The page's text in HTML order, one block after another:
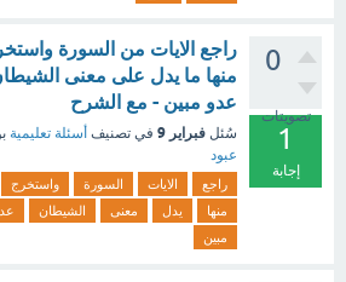
0
تصويتات
1
إجابة
راجع الايات من السورة
منها ما يدل على معنى
عدو مبين - مع الشرح
سُئل فبراير 9 في تصنيف أسئلة تعليمية
عبود
راجع الايات السورة
واستخرج
منها
يدل معنى الشيطان
مبين